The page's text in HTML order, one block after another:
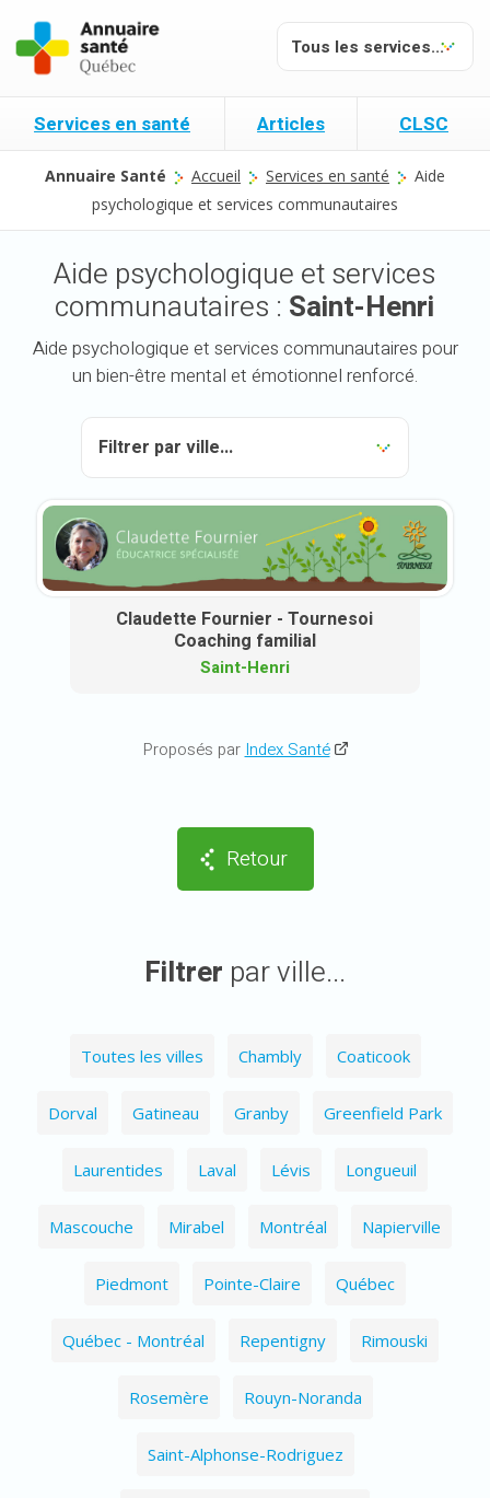
Services en santé Articles CLSC
Annuaire Santé Accueil Services en santé
Aide
psychologique et services communautaires
Aide psychologique et services
communautaires : Saint-Henri
Aide psychologique et services communautaires pour
un bien-être mental et émotionnel renforcé.
Claudette Fournier - Tournesoi
Coaching familial
Saint-Henri
Proposés par Index Santé
Retour
Filtrer par ville...
Toutes les villes Chambly Coaticook
Dorval Gatineau Granby Greenfield Park
Laurentides Laval Lévis Longueuil
Mascouche Mirabel Montréal Napierville
Piedmont Pointe-Claire Québec
Québec - Montréal Repentigny Rimouski
Rosemère Rouyn-Noranda
Saint-Alphonse-Rodriguez